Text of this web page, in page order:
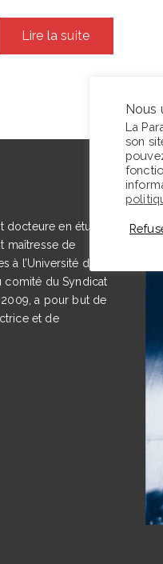
Lire la suite
en études
maîtresse de
à l’Université de
comité du Syndicat
a pour but de
et de
Nous
La
son